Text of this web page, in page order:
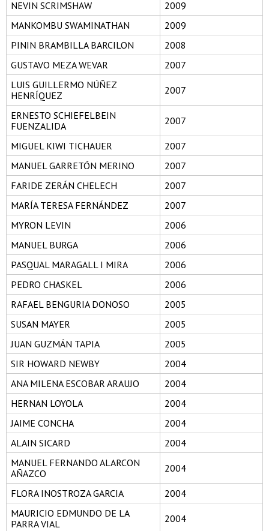
NEVIN SCRIMSHAW
2009
MANKOMBU SWAMINATHAN
2009
PININ BRAMBILLA BARCILON
2008
GUSTAVO MEZA WEVAR
2007
LUIS GUILLERMO NÚÑEZ
HENRÍQUEZ
2007
ERNESTO SCHIEFELBEIN
FUENZALIDA
2007
MIGUEL KIWI TICHAUER
2007
MANUEL GARRETÓN MERINO
2007
FARIDE ZERÁN CHELECH
2007
MARÍA TERESA FERNÁNDEZ
2007
MYRON LEVIN
2006
MANUEL BURGA
2006
PASQUAL MARAGALL I MIRA
2006
PEDRO CHASKEL
2006
RAFAEL BENGURIA DONOSO
2005
SUSAN MAYER
2005
JUAN GUZMÁN TAPIA
2005
SIR HOWARD NEWBY
2004
ANA MILENA ESCOBAR ARAUJO
2004
HERNAN LOYOLA
2004
JAIME CONCHA
2004
ALAIN SICARD
2004
MANUEL FERNANDO ALARCON
AÑAZCO
2004
FLORA INOSTROZA GARCIA
2004
MAURICIO EDMUNDO DE LA
PARRA VIAL
2004